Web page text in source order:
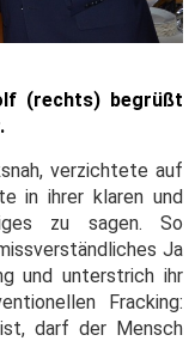
(rechts) begrüßt
verzichtete auf
in ihrer klaren und
zu sagen. So
Ja
und unterstrich ihr
Fracking:
darf der Mensch